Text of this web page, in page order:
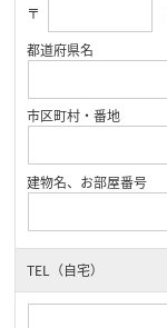
〒
都道府県名
市区町村・番地
建物名、お部屋番号
TEL（自宅）